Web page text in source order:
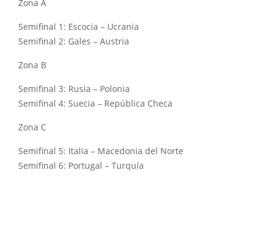
Zona A
Semifinal 1: Escocia – Ucrania
Semifinal 2: Gales – Austria
Zona B
Semifinal 3: Rusia – Polonia
Semifinal 4: Suecia – República Checa
Zona C
Semifinal 5: Italia – Macedonia del Norte
Semifinal 6: Portugal – Turquía